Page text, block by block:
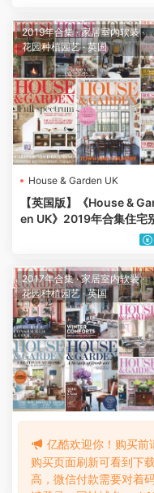
2019年合集·家居室内软装·
花园种植园艺·英国
House & Garden UK
【英国版】《House &
en UK》2019年合集住宅
墅室内软装花园庭院设计
2017年合集·家居室内软装·
花园种植园艺·英国
【英国版】《House &
en UK》2017年合集住宅
室内软装花园庭院设计杂
亿酷欢迎你！购买前
购买页面刷新可看到下
高，微信付款需要对着